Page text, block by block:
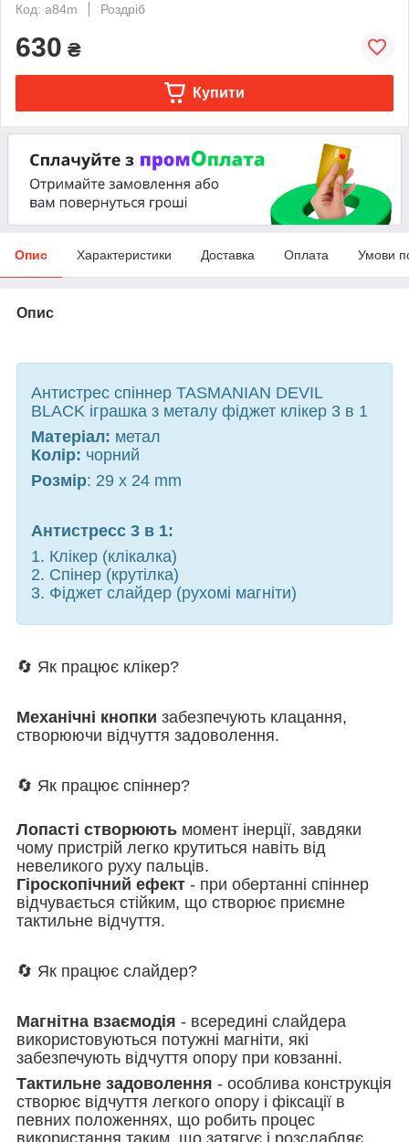
Код: a84m
Роздріб
630 ₴
Купити
Опис Характеристики Доставка Оплата Умови
Опис
Антистрес спіннер TASMANIAN DEVIL
BLACK іграшка з металу фіджет клікер 3 в 1
Матеріал: метал
Колір: чорний
Розмір: 29 х 24 mm
Антистресс 3 в 1:
1. Клікер (клікалка)
2. Спінер (крутілка)
3. Фіджет слайдер (рухомі магніти)
🔄 Як працює клікер?
Механічні кнопки забезпечують клацання,
створюючи відчуття задоволення.
🔄 Як працює спіннер?
Лопасті створюють момент інерції, завдяки
чому пристрій легко крутиться навіть від
невеликого руху пальців.
Гіроскопічний ефект - при обертанні спіннер
відчувається стійким, що створює приємне
тактильне відчуття.
🔄 Як працює слайдер?
Магнітна взаємодія - всередині слайдера
використовуються потужні магніти, які
забезпечують відчуття опору при ковзанні.
Тактильне задоволення - особлива конструкція
створює відчуття легкого опору і фіксації в
певних положеннях, що робить процес